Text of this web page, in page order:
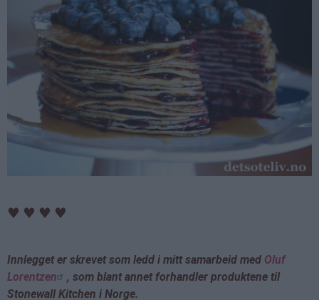
♥ ♥ ♥ ♥
Innlegget er skrevet som ledd i mitt samarbeid med Oluf
Lorentzen
, som blant annet forhandler produktene til
Stonewall Kitchen i Norge.